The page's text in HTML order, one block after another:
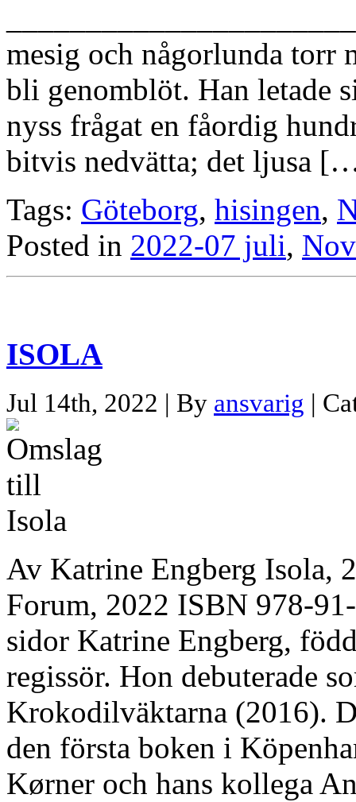
mesig och någorlunda torr
bli genomblöt. Han letade
nyss frågat en fåordig
bitvis nedvätta; det ljusa
Tags: Göteborg, hisingen,
Posted in 2022-07 juli,
ISOLA
Jul 14th, 2022 | By ansvarig |
Av Katrine Engberg Isola,
Forum, 2022 ISBN 978-
sidor Katrine Engberg,
regissör. Hon debuterade
Krokodilväktarna (2016).
den första boken i
Kørner och hans kollega